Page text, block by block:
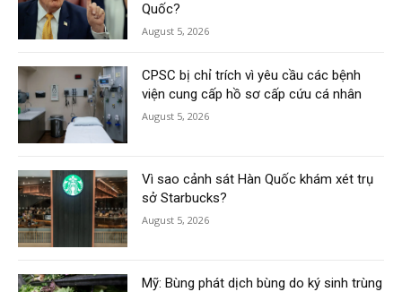
Quốc?
August 5, 2026
CPSC bị chỉ trích vì yêu cầu các bệnh
viện cung cấp hồ sơ cấp cứu cá nhân
August 5, 2026
Vì sao cảnh sát Hàn Quốc khám xét trụ
sở Starbucks?
August 5, 2026
Mỹ: Bùng phát dịch bùng do ký sinh trùng